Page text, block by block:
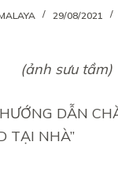
29/08/2021
(ảnh sưu tầm)
DẪN
TẠI NHÀ”